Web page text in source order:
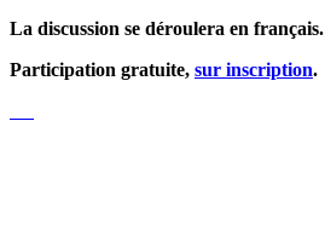
La discussion se déroulera en français.
Participation gratuite, sur inscription.